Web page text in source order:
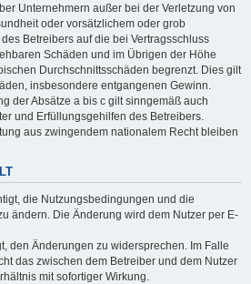
Unternehmern außer bei der Verletzung von
oder vorsätzlichem oder grob
Betreibers auf die bei Vertragsschluss
Schäden und im Übrigen der Höhe
Durchschnittsschäden begrenzt. Dies gilt
insbesondere entgangenen Gewinn.
der Absätze a bis c gilt sinngemäß auch
und Erfüllungsgehilfen des Betreibers.
aus zwingendem nationalem Recht bleiben
die Nutzungsbedingungen und die
ändern. Die Änderung wird dem Nutzer per E-
den Änderungen zu widersprechen. Im Falle
das zwischen dem Betreiber und dem Nutzer
mit sofortiger Wirkung.